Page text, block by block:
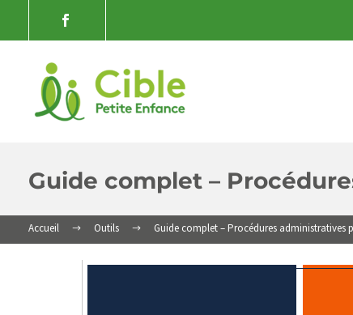
Guide complet –
Accueil Outils Guide complet – Procédures administratives